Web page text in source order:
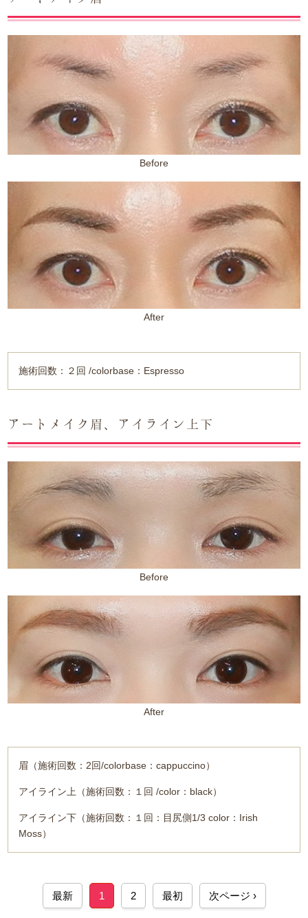
Before
After
施術回数：２回 /colorbase：Espresso
アートメイク眉、アイライン上下
Before
After
眉（施術回数：2回/colorbase：cappuccino）
アイライン上（施術回数：１回 /color：black）
アイライン下（施術回数：１回：目尻側1/3 color：Irish
Moss）
最新 1 2 最初 次ページ ›